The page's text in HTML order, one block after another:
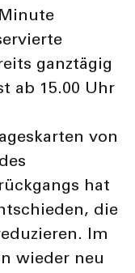
ganztägig
ab 15.00 Uhr
von
hat
die
Im
wieder neu